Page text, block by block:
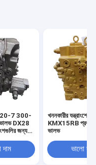
7 300-
ভালভ DX28
জন্য
দাম
খননকারীর যন্ত্রাংশের
KMX15RB প্রধান
ভালভ
ভালো দাম